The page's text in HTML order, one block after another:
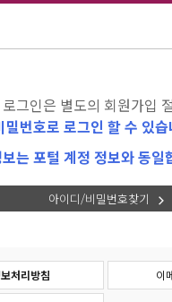
그인은 별도의 회원가입
밀번호로 로그인 할 수 있
는 포털 계정 정보와 동일
아이디/비밀번호찾기
처리방침 이